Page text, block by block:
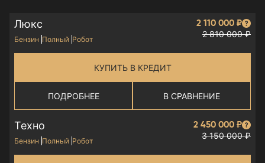
Люкс
Бензин Полный Робот
2 110 000 ₽
2 810 000 ₽
КУПИТЬ В КРЕДИТ
ПОДРОБНЕЕ В СРАВНЕНИЕ
Техно
Бензин Полный Робот
2 450 000 ₽
3 150 000 ₽